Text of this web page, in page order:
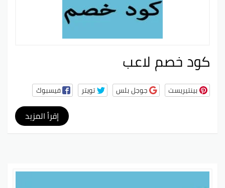
إقرأ المزيد
كود خصم لاعب
فيسبوك تويتر جوجل بلس بينتيريست